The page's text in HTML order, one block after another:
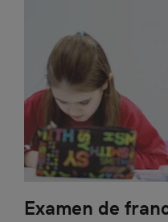
Examen de